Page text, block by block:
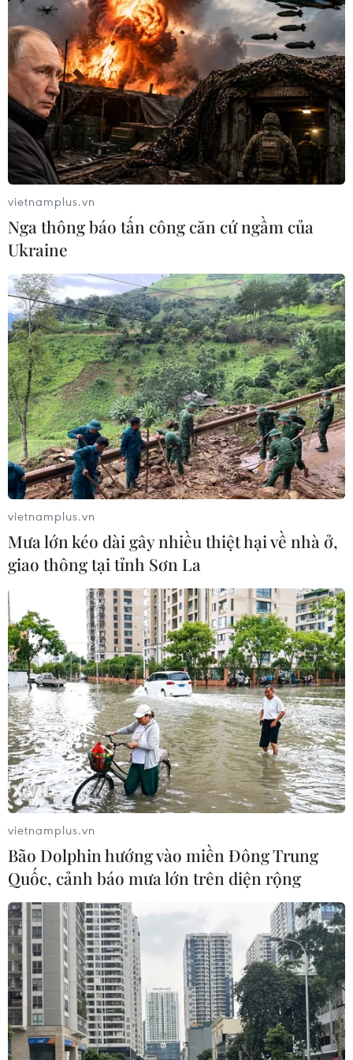
vietnamplus.vn
Nga thông báo tấn công căn cứ ngầm của
Ukraine
vietnamplus.vn
Mưa lớn kéo dài gây nhiều thiệt hại về nhà ở,
giao thông tại tỉnh Sơn La
vietnamplus.vn
Bão Dolphin hướng vào miền Đông Trung
Quốc, cảnh báo mưa lớn trên diện rộng